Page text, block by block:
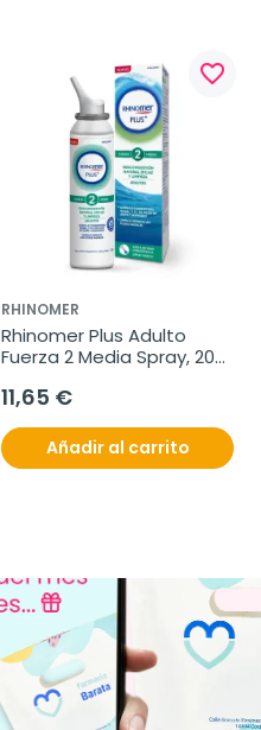
favorite_border
RHINOMER
Rhinomer Plus Adulto
Fuerza 2 Media Spray, 200
11,65 €
Añadir al carrito